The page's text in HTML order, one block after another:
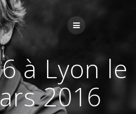
Passer
au
contenu
à Lyon le
2016